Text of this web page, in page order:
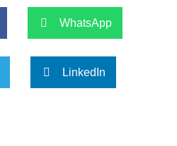
WhatsApp
LinkedIn